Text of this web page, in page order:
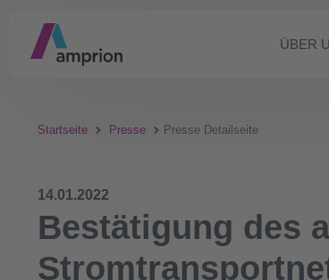
ÜBER
Startseite Presse Presse Detailseite
14.01.2022
Bestätigung des